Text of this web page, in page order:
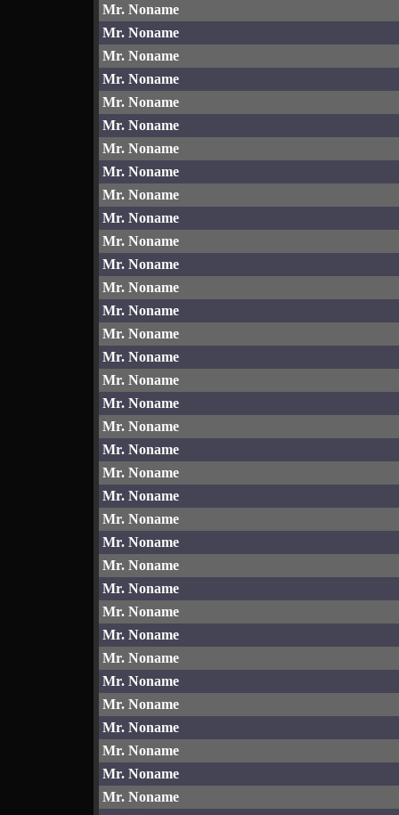
Mr. Noname
Mr. Noname
Mr. Noname
Mr. Noname
Mr. Noname
Mr. Noname
Mr. Noname
Mr. Noname
Mr. Noname
Mr. Noname
Mr. Noname
Mr. Noname
Mr. Noname
Mr. Noname
Mr. Noname
Mr. Noname
Mr. Noname
Mr. Noname
Mr. Noname
Mr. Noname
Mr. Noname
Mr. Noname
Mr. Noname
Mr. Noname
Mr. Noname
Mr. Noname
Mr. Noname
Mr. Noname
Mr. Noname
Mr. Noname
Mr. Noname
Mr. Noname
Mr. Noname
Mr. Noname
Mr. Noname